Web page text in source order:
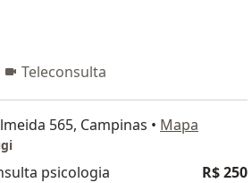
Teleconsulta
565, Campinas • Mapa
psicologia R$ 250